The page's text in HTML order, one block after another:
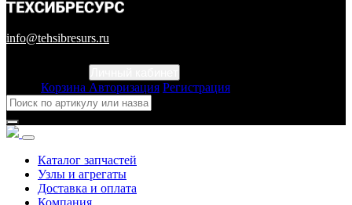
info@tehsibresurs.ru
Корзина Авторизация Регистрация
Каталог запчастей
Узлы и агрегаты
Доставка и оплата
Компания